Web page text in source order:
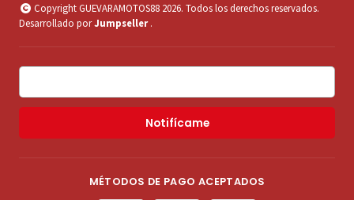
Copyright GUEVARAMOTOS88 2026. Todos los derechos reservados.
Desarrollado porJumpseller .
Notifícame
MÉTODOS DE PAGO ACEPTADOS